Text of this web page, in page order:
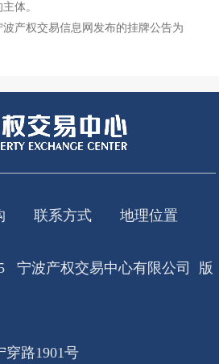
体。
产权交易信息网发布的挂牌公告为
联系方式 地理位置
宁波产权交易中心有限公司 版
穿路1901号